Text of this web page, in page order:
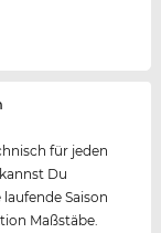
für jeden
kannst Du
Saison
Maßstäbe.